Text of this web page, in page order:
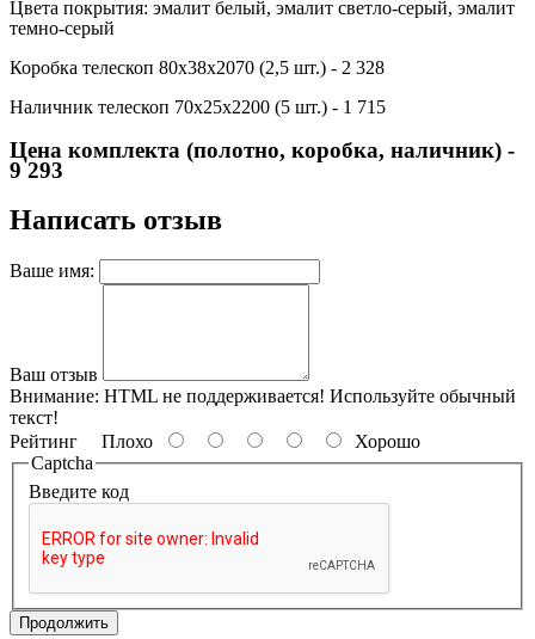
Цвета покрытия: эмалит белый, эмалит светло-серый, эмалит
темно-серый
Коробка телескоп 80х38х2070 (2,5 шт.) - 2 328
Наличник телескоп 70х25х2200 (5 шт.) - 1 715
Цена комплекта (полотно, коробка, наличник) -
9 293
Написать отзыв
Ваше имя:
Ваш отзыв
Внимание: HTML не поддерживается! Используйте обычный
текст!
Рейтинг Плохо
Хорошо
Captcha
Введите код
Продолжить